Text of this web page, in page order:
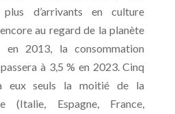
d’arrivants en culture
au regard de la planète
2013, la consommation
à 3,5 % en 2023. Cinq
eux seuls la moitié de la
(Italie, Espagne, France,